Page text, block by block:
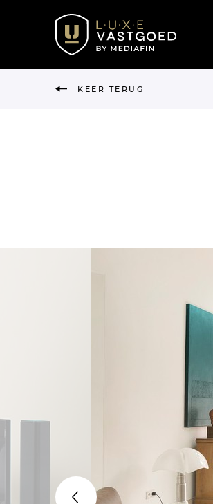
KEER TERUG